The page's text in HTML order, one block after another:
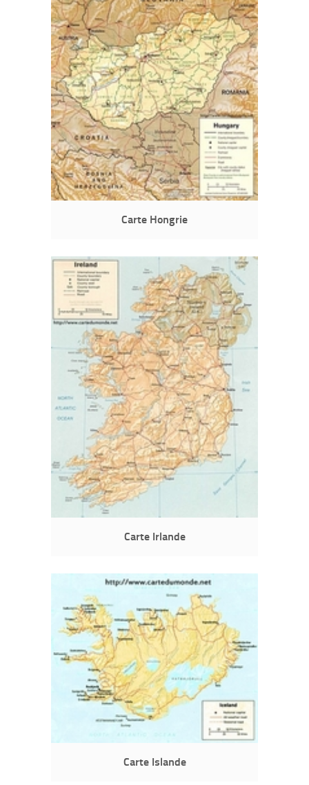
Carte Hongrie
Carte Irlande
Carte Islande